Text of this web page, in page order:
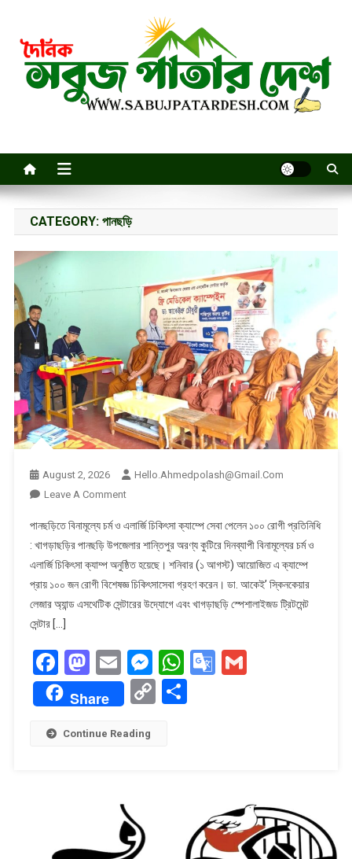
content
CATEGORY: পানছড়ি
August 2, 2026
Hello.ahmedpolash@gmail.com
Leave A CommentOn
পানছড়িতে বিনামূল্যে চর্ম ও এলার্জি চিকিৎসা ক্যাম্পে সেবা পেলেন ১০০ রোগী প্রতিনিধি
: খাগড়াছড়ির পানছড়ি উপজেলার শান্তিপুর অরণ্য কুটিরে দিনব্যাপী বিনামূল্যের চর্ম ও
এলার্জি চিকিৎসা ক্যাম্প অনুষ্ঠিত হয়েছে। শনিবার (১ আগস্ট) আয়োজিত এ ক্যাম্পে
প্রায় ১০০ জন রোগী বিশেষজ্ঞ চিকিৎসাসেবা গ্রহণ করেন। ডা. আকেই’ স্কিনকেয়ার
লেজার অ্যান্ড এসথেটিক সেন্টারের উদ্যোগে এবং খাগড়াছড়ি স্পেশালাইজড ট্রিটমেন্ট
সেন্টার […]
Facebook
Mastodon
EmailMessenger
WhatsApp
Google
Gmail
Share
CopyShare
Continue Reading